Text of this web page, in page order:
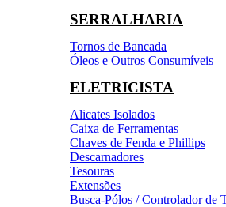
SERRALHARIA
Tornos de Bancada
Óleos e Outros Consumíveis
ELETRICISTA
Alicates Isolados
Caixa de Ferramentas
Chaves de Fenda e Phillips
Descarnadores
Tesouras
Extensões
Busca-Pólos / Controlador de